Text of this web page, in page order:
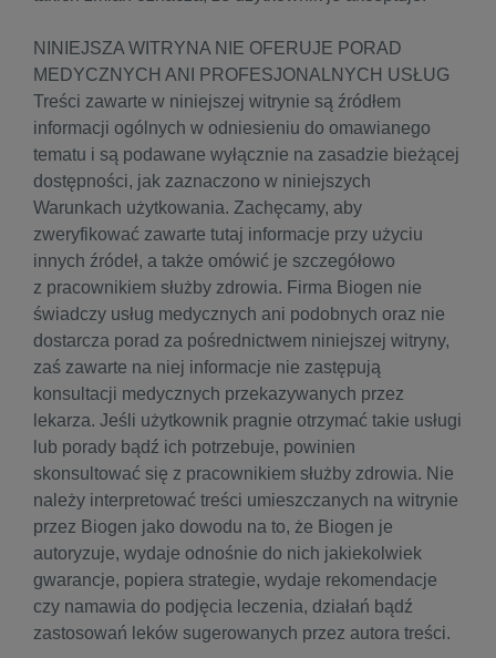
NINIEJSZA WITRYNA NIE OFERUJE PORAD
MEDYCZNYCH ANI PROFESJONALNYCH USŁUG
Treści zawarte w niniejszej witrynie są źródłem
informacji ogólnych w odniesieniu do omawianego
tematu i są podawane wyłącznie na zasadzie bieżącej
dostępności, jak zaznaczono w niniejszych
Warunkach użytkowania. Zachęcamy, aby
zweryfikować zawarte tutaj informacje przy użyciu
innych źródeł, a także omówić je szczegółowo
z pracownikiem służby zdrowia. Firma Biogen nie
świadczy usług medycznych ani podobnych oraz nie
dostarcza porad za pośrednictwem niniejszej witryny,
zaś zawarte na niej informacje nie zastępują
konsultacji medycznych przekazywanych przez
lekarza. Jeśli użytkownik pragnie otrzymać takie usługi
lub porady bądź ich potrzebuje, powinien
skonsultować się z pracownikiem służby zdrowia. Nie
należy interpretować treści umieszczanych na witrynie
przez Biogen jako dowodu na to, że Biogen je
autoryzuje, wydaje odnośnie do nich jakiekolwiek
gwarancje, popiera strategie, wydaje rekomendacje
czy namawia do podjęcia leczenia, działań bądź
zastosowań leków sugerowanych przez autora treści.